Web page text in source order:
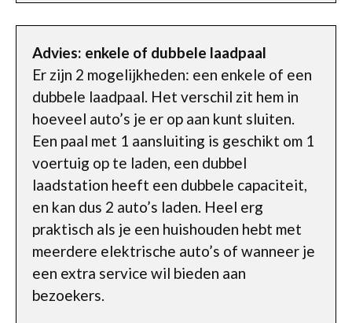
Advies: enkele of dubbele laadpaal
Er zijn 2 mogelijkheden: een enkele of een
dubbele laadpaal. Het verschil zit hem in
hoeveel auto’s je er op aan kunt sluiten.
Een paal met 1 aansluiting is geschikt om 1
voertuig op te laden, een dubbel
laadstation heeft een dubbele capaciteit,
en kan dus 2 auto’s laden. Heel erg
praktisch als je een huishouden hebt met
meerdere elektrische auto’s of wanneer je
een extra service wil bieden aan
bezoekers.